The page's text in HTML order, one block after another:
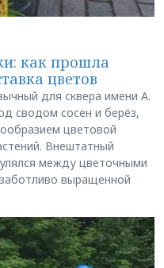
как прошла
цветов
для сквера имени А.
сводом сосен и берёз,
цветовой
Внештатный
между цветочными
выращенной